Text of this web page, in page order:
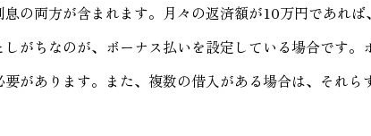
の両方が含まれます。月々の返済額が10万円であれ
がちなのが、ボーナス払いを設定している場合です。
があります。また、複数の借入がある場合は、それら